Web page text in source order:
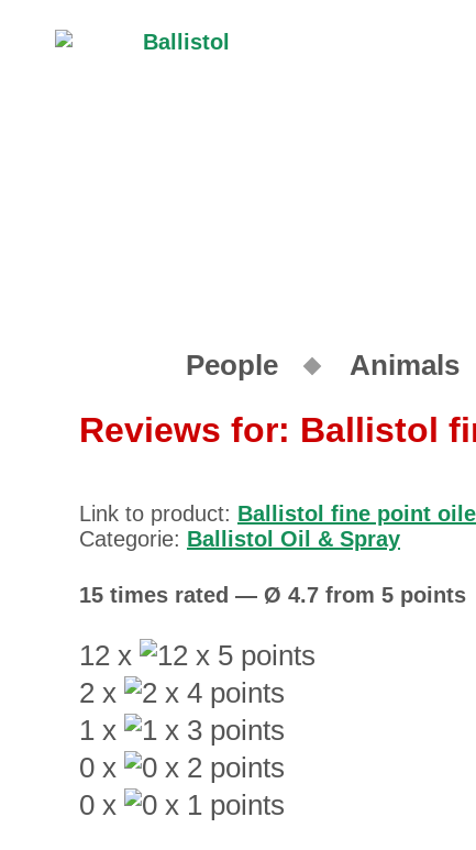
People Animals
Reviews for: Ballistol
Link to product: Ballistol fine point
Categorie: Ballistol Oil & Spray
15 times rated — Ø 4.7 from 5 points
12 x
2 x
1 x
0 x
0 x